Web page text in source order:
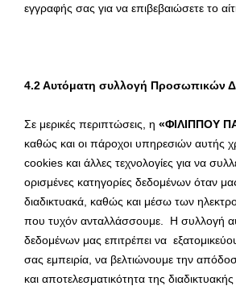
εγγραφής σας για να επιβεβαιώσετε το
4.2 Αυτόματη συλλογή Προσωπικών
Σε μερικές περιπτώσεις, η «ΦΙΛΙΠΠΟΥ
καθώς και οι πάροχοι υπηρεσιών αυτής
cookies και άλλες τεχνολογίες για να
ορισμένες κατηγορίες δεδομένων όταν
διαδικτυακά, καθώς και μέσω των
που τυχόν ανταλλάσσουμε. Η συλλογή
δεδομένων μας επιτρέπει να
σας εμπειρία, να βελτιώνουμε την
και αποτελεσματικότητα της